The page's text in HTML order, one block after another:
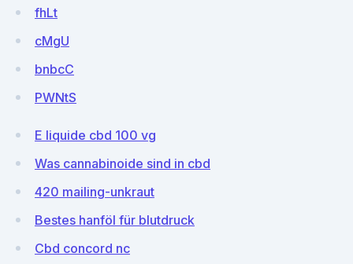
fhLt
cMgU
bnbcC
PWNtS
E liquide cbd 100 vg
Was cannabinoide sind in cbd
420 mailing-unkraut
Bestes hanföl für blutdruck
Cbd concord nc